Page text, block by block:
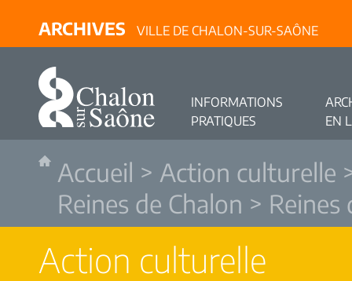
ARCHIVES VILLE DE CHALON-SUR-SAÔNE
INFORMATIONS
PRATIQUES
EN
Accueil > Action culturelle
Reines de Chalon >
Action culturelle